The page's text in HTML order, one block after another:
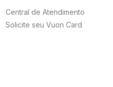
Central de Atendimento
Solicite seu Vuon Card